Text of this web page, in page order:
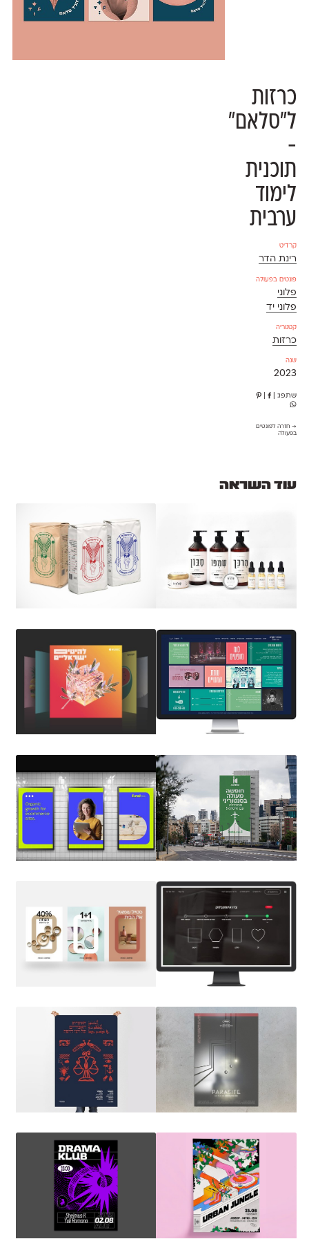
כרזות
ל״סלאם״
-
תוכנית
לימוד
ערבית
קרדיט
רינת הדר
פונטים בפעולה
פלוני
פלוני יד
קטגוריה
כרזות
שנה
2023
שתפו: |
→ חזרה לפונטים
בפעולה
עוד השראה